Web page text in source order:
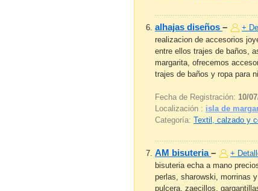
alhajas diseños –
+
realizacion de accesorios
entre ellos trajes de baños,
margarita, ofrecemos
trajes de baños y ropa para
Fecha de Registración: 10/
Localización : isla de
Categoría: Textil, calzado y
AM bisuteria–
+
bisuteria echa a mano
perlas, sharowski, morrinas
pulcera, zaecillos,